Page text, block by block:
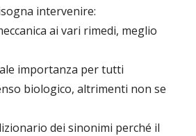
intervenire:
ai vari rimedi, meglio
importanza per tutti
biologico, altrimenti non se
dei sinonimi perché il